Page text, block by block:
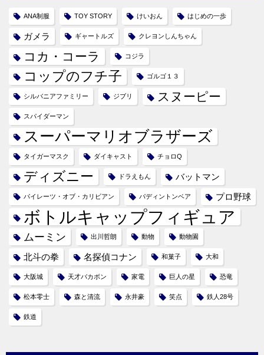
ANA制服 TOY STORY けいおん はじめの一歩
ガメラ ギャートルズ クレヨンしんちゃん
コカ・コーラ コジラ
コップのフチ子 ゴルゴ１３
シルバニアファミリー ジブリ スヌーピー
スパイダーマン
スーパーマリオブラザーズ
タイガーマスク ダイキャスト チョロQ
ディズニー ドラえもん バットマン
パイレーツ・オブ・カリビアン パディントンベア プロ野球
ボトルキャップフィギュア
ムーミン 出川哲朗 動物 動物園
北斗の拳 名探偵コナン 和菓子 大和
大阪城 天才バカボン 家電 巨人の星 恐竜
松本零士 森と清流 永井豪 笑点 鉄人28号
鉄道